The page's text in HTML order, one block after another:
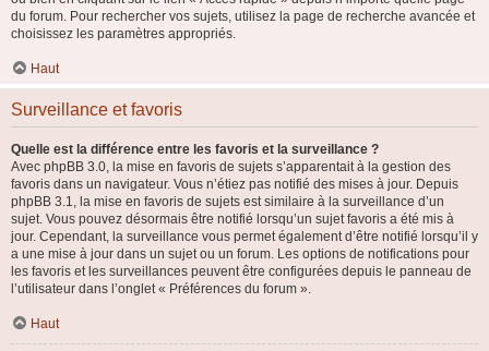
du forum. Pour rechercher vos sujets, utilisez la page de recherche avancée et
choisissez les paramètres appropriés.
Haut
Surveillance et favoris
Quelle est la différence entre les favoris et la surveillance ?
Avec phpBB 3.0, la mise en favoris de sujets s’apparentait à la gestion des
favoris dans un navigateur. Vous n’étiez pas notifié des mises à jour. Depuis
phpBB 3.1, la mise en favoris de sujets est similaire à la surveillance d’un
sujet. Vous pouvez désormais être notifié lorsqu’un sujet favoris a été mis à
jour. Cependant, la surveillance vous permet également d’être notifié lorsqu’il y
a une mise à jour dans un sujet ou un forum. Les options de notifications pour
les favoris et les surveillances peuvent être configurées depuis le panneau de
l’utilisateur dans l’onglet « Préférences du forum ».
Haut